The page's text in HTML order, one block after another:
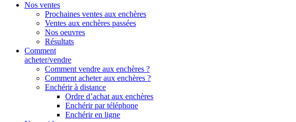
Nos ventes
Prochaines ventes aux enchères
Ventes aux enchères passées
Nos oeuvres
Résultats
Comment
acheter/vendre
Comment vendre aux enchères ?
Comment acheter aux enchères ?
Enchérir à distance
Ordre d’achat aux enchères
Enchérir par téléphone
Enchérir en ligne